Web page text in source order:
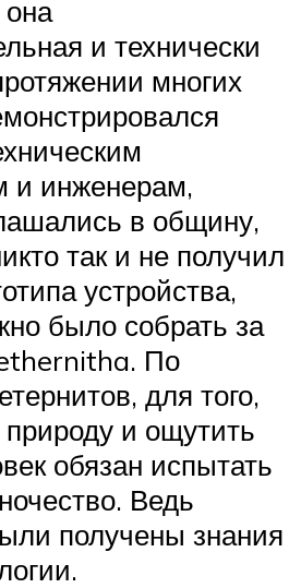
она
и технически
многих
и инженерам,
в общину,
так и не получил
устройства,
было собрать за
По
для того,
и ощутить
обязан испытать
Ведь
получены знания